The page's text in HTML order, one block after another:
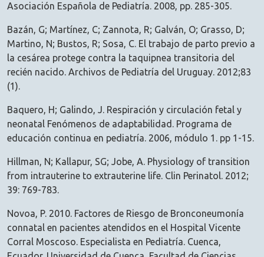
Asociación Española de Pediatría. 2008, pp. 285-305.
Bazán, G; Martínez, C; Zannota, R; Galván, O; Grasso, D;
Martino, N; Bustos, R; Sosa, C. El trabajo de parto previo a
la cesárea protege contra la taquipnea transitoria del
recién nacido. Archivos de Pediatría del Uruguay. 2012;83
(1).
Baquero, H; Galindo, J. Respiración y circulación fetal y
neonatal Fenómenos de adaptabilidad. Programa de
educación continua en pediatría. 2006, módulo 1. pp 1-15.
Hillman, N; Kallapur, SG; Jobe, A. Physiology of transition
from intrauterine to extrauterine life. Clin Perinatol. 2012;
39: 769-783.
Novoa, P. 2010. Factores de Riesgo de Bronconeumonía
connatal en pacientes atendidos en el Hospital Vicente
Corral Moscoso. Especialista en Pediatría. Cuenca,